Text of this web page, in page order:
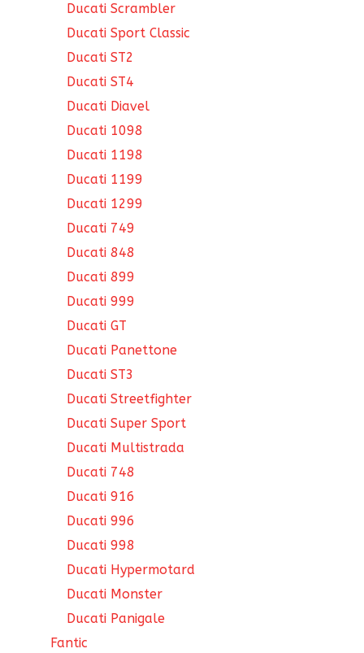
Ducati Scrambler
Ducati Sport Classic
Ducati ST2
Ducati ST4
Ducati Diavel
Ducati 1098
Ducati 1198
Ducati 1199
Ducati 1299
Ducati 749
Ducati 848
Ducati 899
Ducati 999
Ducati GT
Ducati Panettone
Ducati ST3
Ducati Streetfighter
Ducati Super Sport
Ducati Multistrada
Ducati 748
Ducati 916
Ducati 996
Ducati 998
Ducati Hypermotard
Ducati Monster
Ducati Panigale
Fantic